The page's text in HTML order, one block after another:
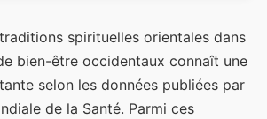
spirituelles orientales dans
bien-être occidentaux connaît une
selon les données publiées par
de la Santé. Parmi ces